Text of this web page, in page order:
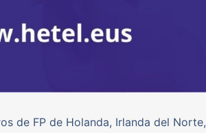
de FP de Holanda, Irlanda del Norte,